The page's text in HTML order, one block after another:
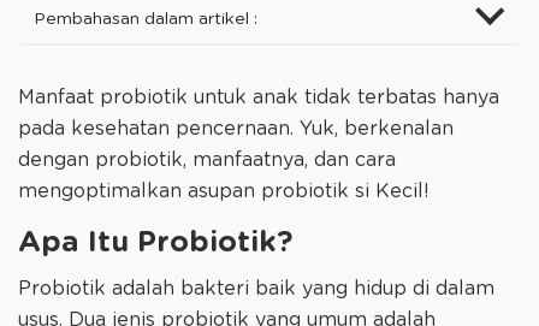
Pembahasan dalam artikel :
Manfaat probiotik untuk anak tidak terbatas hanya
pada kesehatan pencernaan. Yuk, berkenalan
dengan probiotik, manfaatnya, dan cara
mengoptimalkan asupan probiotik si Kecil!
Apa Itu Probiotik?
Probiotik adalah bakteri baik yang hidup di dalam
usus. Dua jenis probiotik yang umum adalah